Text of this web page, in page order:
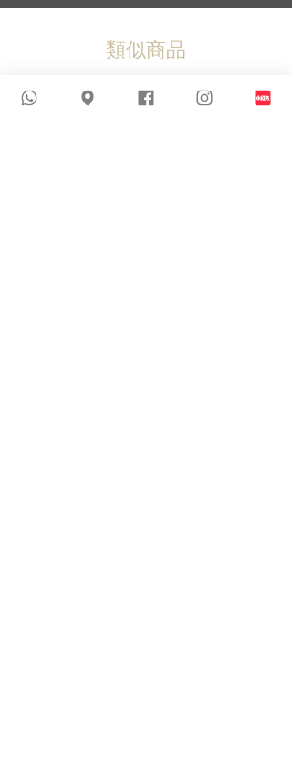
類似商品
新到貨品